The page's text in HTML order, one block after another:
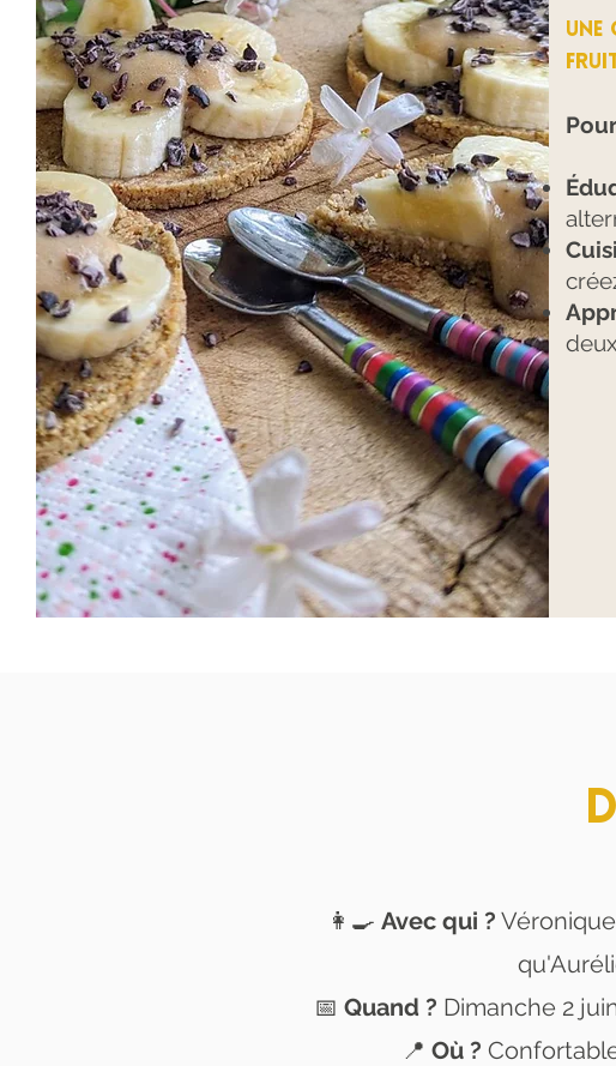
Une
👩‍🍳 Avec qui ?
📅 Quand ? Dimanche 2
📍 Où ?